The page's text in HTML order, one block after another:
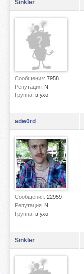
Sinkler
Сообщения: 7958
Репутация: N
Группа: в ухо
adw0rd
Сообщения: 22959
Репутация: N
Группа: в ухо
Sinkler